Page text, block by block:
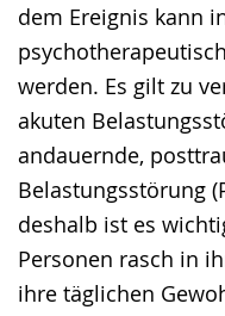
dem Ereignis kann
werden. Es gilt zu
akuten
andauernde,
Belastungsstörung
deshalb ist es
Personen rasch in
ihre täglichen